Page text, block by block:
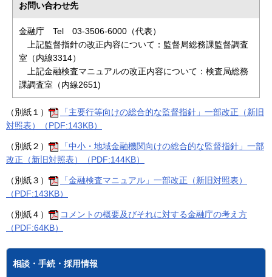
お問い合わせ先
金融庁 Tel 03-3506-6000（代表）
上記監督指針の改正内容について：監督局総務課監督調査
室（内線3314）
上記金融検査マニュアルの改正内容について：検査局総務
課調査室（内線2651)
（別紙１）
「主要行等向けの総合的な監督指針」一部改正（新旧
対照表）（PDF:143KB）
（別紙２）
「中小・地域金融機関向けの総合的な監督指針」一部
改正（新旧対照表）（PDF:144KB）
（別紙３）
「金融検査マニュアル」一部改正（新旧対照表）
（PDF:143KB）
（別紙４）
コメントの概要及びそれに対する金融庁の考え方
（PDF:64KB）
相談・手続・採用情報